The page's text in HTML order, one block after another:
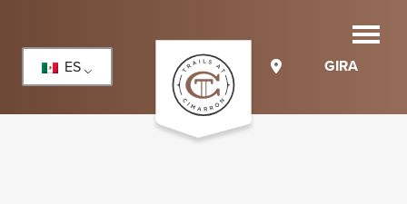
ES GIRA